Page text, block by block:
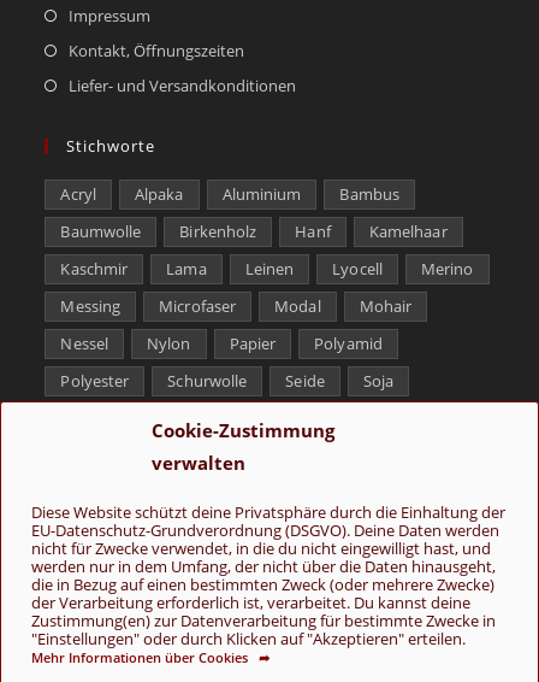
Cookie-Zustimmung
verwalten
Diese Website schützt deine Privatsphäre durch die Einhaltung der
EU-Datenschutz-Grundverordnung (DSGVO). Deine Daten werden
nicht für Zwecke verwendet, in die du nicht eingewilligt hast, und
werden nur in dem Umfang, der nicht über die Daten hinausgeht,
die in Bezug auf einen bestimmten Zweck (oder mehrere Zwecke)
der Verarbeitung erforderlich ist, verarbeitet. Du kannst deine
Zustimmung(en) zur Datenverarbeitung für bestimmte Zwecke in
"Einstellungen" oder durch Klicken auf "Akzeptieren" erteilen.
Mehr Informationen über Cookies ➦
Impressum
Kontakt, Öffnungszeiten
Liefer- und Versandkonditionen
Stichworte
Acryl Alpaka Aluminium
Bambus
Baumwolle
Birkenholz Hanf
Kamelhaar
Kaschmir
Lama Leinen Lyocell
Merino
Messing
Microfaser Modal
Mohair
Nessel
Nylon Papier
Polyamid
Polyester
Schurwolle Seide
Soja
Tencel
Yak
Folge uns